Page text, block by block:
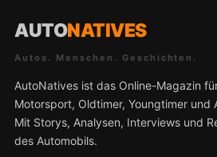
AUTONATIVES
Autos. Menschen. Geschichten.
AutoNatives ist das Online-Magazin
Motorsport, Oldtimer, Youngtimer und
Mit Storys, Analysen, Interviews und
des Automobils.